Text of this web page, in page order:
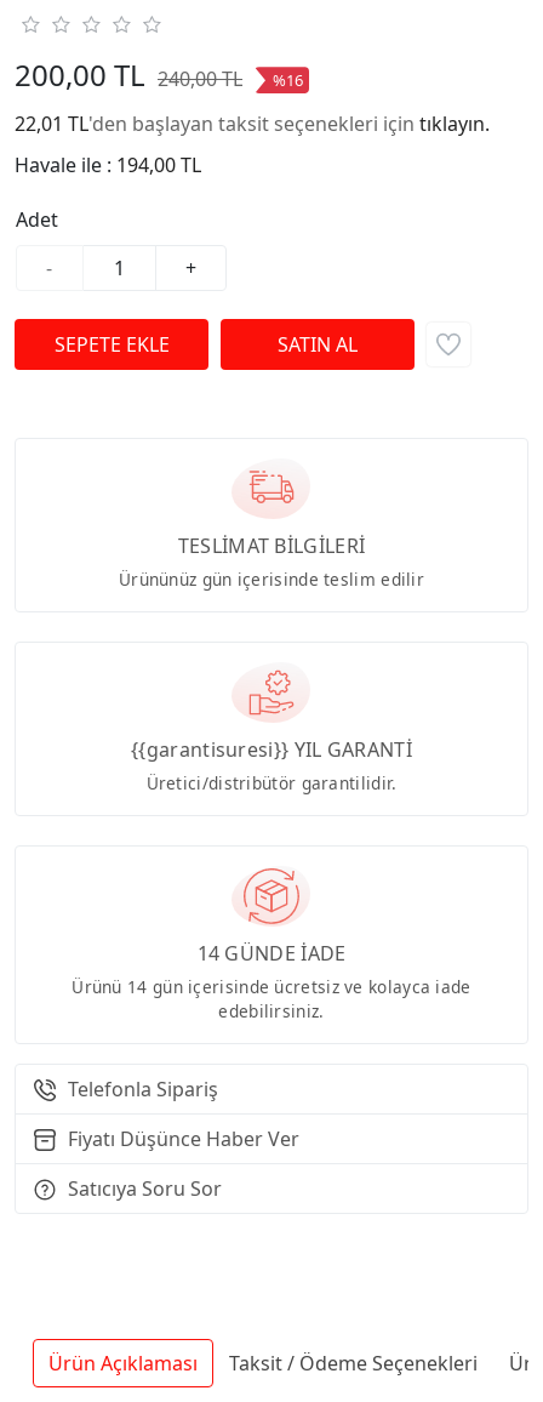
200,00 TL 240,00 TL %16
22,01 TL'den başlayan taksit seçenekleri için tıklayın.
Havale ile : 194,00 TL
Adet
-
+
TESLİMAT BİLGİLERİ
Ürününüz gün içerisinde teslim edilir
{{garantisuresi}} YIL GARANTİ
Üretici/distribütör garantilidir.
14 GÜNDE İADE
Ürünü 14 gün içerisinde ücretsiz ve kolayca iade
edebilirsiniz.
Telefonla Sipariş
Fiyatı Düşünce Haber Ver
Satıcıya Soru Sor
Ürün Açıklaması Taksit / Ödeme Seçenekleri